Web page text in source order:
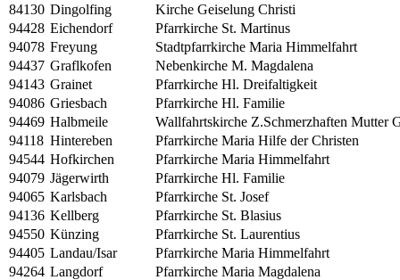
84130 Dingolfing
Kirche Geiselung Christi
94428 Eichendorf
Pfarrkirche St. Martinus
94078 Freyung
Stadtpfarrkirche Maria Himmelfahrt
94437 Graflkofen
Nebenkirche M. Magdalena
94143 Grainet
Pfarrkirche Hl. Dreifaltigkeit
94086 Griesbach
Pfarrkirche Hl. Familie
94469 Halbmeile
Wallfahrtskirche Z.Schmerzhaften Mutter
94118 Hintereben
Pfarrkirche Maria Hilfe der Christen
94544 Hofkirchen
Pfarrkirche Maria Himmelfahrt
94079 Jägerwirth
Pfarrkirche Hl. Familie
94065 Karlsbach
Pfarrkirche St. Josef
94136 Kellberg
Pfarrkirche St. Blasius
94550 Künzing
Pfarrkirche St. Laurentius
94405 Landau/Isar
Pfarrkirche Maria Himmelfahrt
94264 Langdorf
Pfarrkirche Maria Magdalena